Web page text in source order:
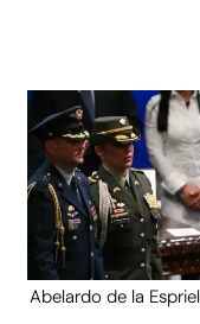
Abelardo de la